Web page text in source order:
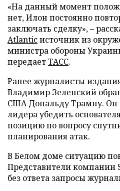
«На данный момент
нет, Илон постоянно
заключать сделку», –
Atlanticисточник из
министра обороны
передаетТАСС.
Ранее журналисты
Владимир Зеленский
США Дональду Трампу. Он
лидера убедить
позицию по вопросу
планирования атак.
В Белом доме ситуацию
Представители компании
без ответа запросы